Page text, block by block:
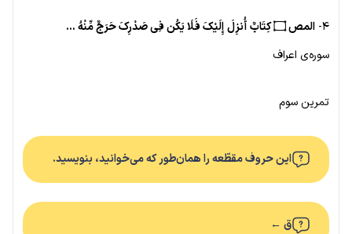
۴- المص ۝ کِتَابٌ أُنزِلَ إِلَیْکَ فَلَا یَکُن فِی صَدْرِکَ حَرَجٌ مِّنْهُ …
سوره‌ی اعراف
تمرین سوم
این حروف مقطّعه را همان‌طور که می‌خوانید، بنویسید.
ق ←